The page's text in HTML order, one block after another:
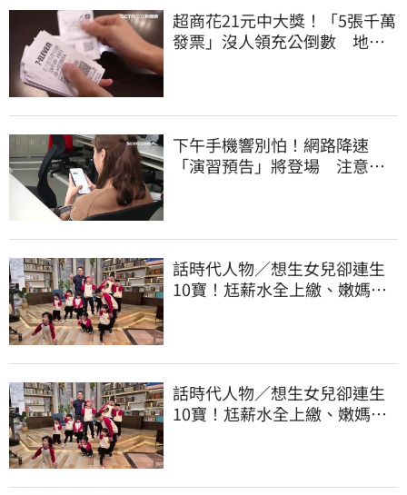
超商花21元中大獎！「5張千萬
發票」沒人領充公倒數 地點
下午手機響別怕！網路降速
「演習預告」將登場 注意事
話時代人物／想生女兒卻連生
10寶！尪薪水全上繳、嫩媽吐
話時代人物／想生女兒卻連生
10寶！尪薪水全上繳、嫩媽吐